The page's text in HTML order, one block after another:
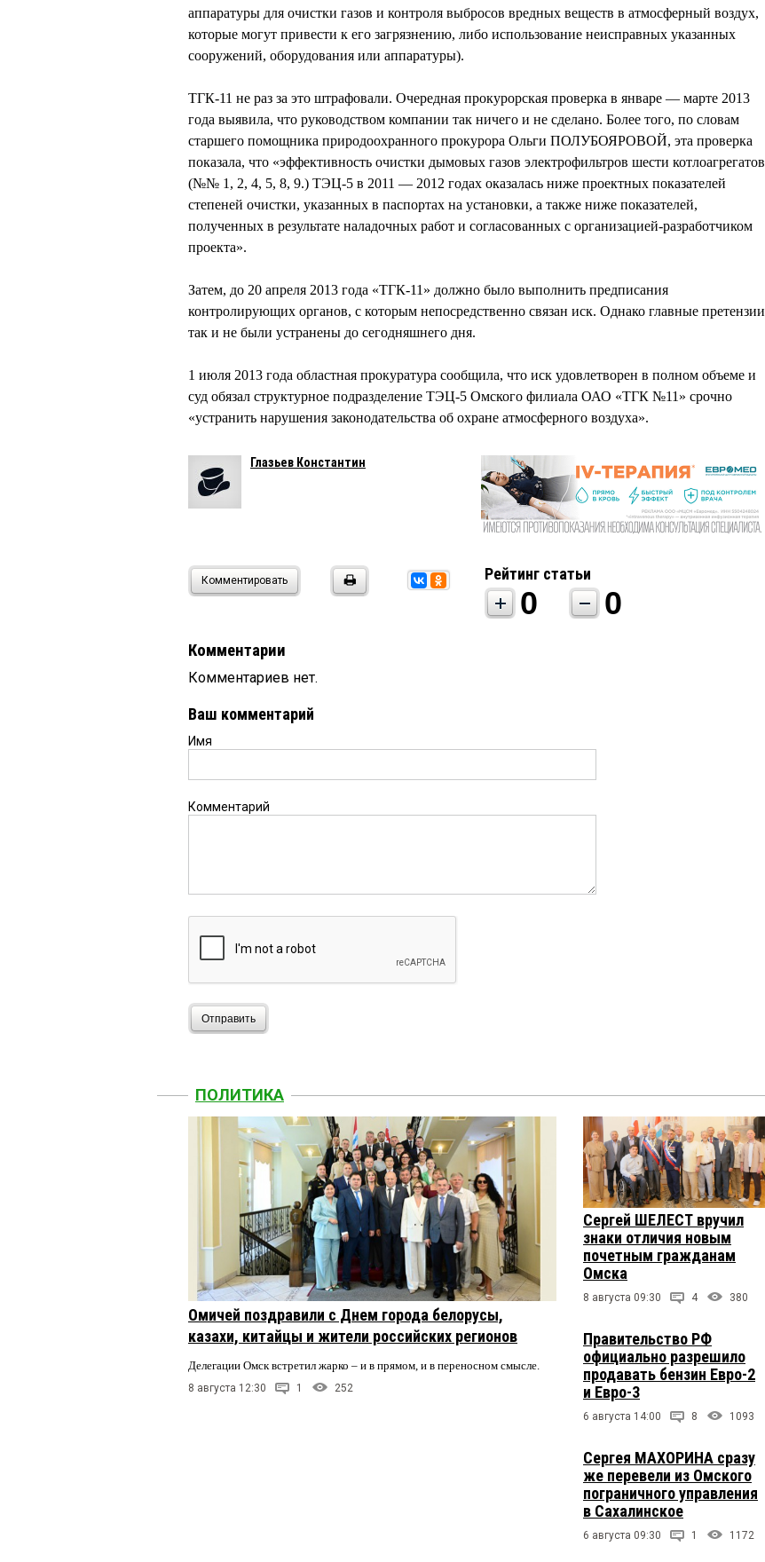
аппаратуры для очистки газов и контроля выбросов вредных веществ в атмосферный воздух,
которые могут привести к его загрязнению, либо использование неисправных указанных
сооружений, оборудования или аппаратуры).
ТГК-11 не раз за это штрафовали. Очередная прокурорская проверка в январе — марте 2013
года выявила, что руководством компании так ничего и не сделано. Более того, по словам
старшего помощника природоохранного прокурора Ольги ПОЛУБОЯРОВОЙ, эта проверка
показала, что «эффективность очистки дымовых газов электрофильтров шести котлоагрегатов
(№№ 1, 2, 4, 5, 8, 9.) ТЭЦ-5 в 2011 — 2012 годах оказалась ниже проектных показателей
степеней очистки, указанных в паспортах на установки, а также ниже показателей,
полученных в результате наладочных работ и согласованных с организацией-разработчиком
проекта».
Затем, до 20 апреля 2013 года «ТГК-11» должно было выполнить предписания
контролирующих органов, с которым непосредственно связан иск. Однако главные претензии
так и не были устранены до сегодняшнего дня.
1 июля 2013 года областная прокуратура сообщила, что иск удовлетворен в полном объеме и
суд обязал структурное подразделение ТЭЦ-5 Омского филиала ОАО «ТГК №11» срочно
«устранить нарушения законодательства об охране атмосферного воздуха».
Глазьев Константин
Комментировать Рейтинг статьи
0 0
Комментарии
Комментариев нет.
Ваш комментарий
Имя
Комментарий
Отправить
ПОЛИТИКА
Омичей поздравили с Днем города белорусы,
казахи, китайцы и жители российских регионов
Делегации Омск встретил жарко – и в прямом, и в переносном смысле.
8 августа 12:30 1 252
Сергей ШЕЛЕСТ вручил
знаки отличия новым
почетным гражданам
Омска
8 августа 09:30 4 380
Правительство РФ
официально разрешило
продавать бензин Евро-2
и Евро-3
6 августа 14:00 8 1093
Сергея МАХОРИНА сразу
же перевели из Омского
пограничного управления
в Сахалинское
6 августа 09:30 1 1172